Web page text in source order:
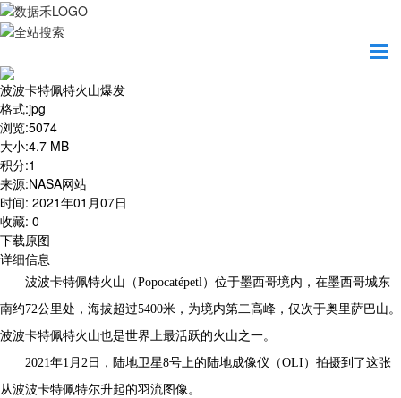
波波卡特佩特火山爆发
格式:jpg
浏览:5074
大小:4.7 MB
积分:1
来源:NASA网站
时间: 2021年01月07日
收藏: 0
下载原图
详细信息
波波卡特佩特火山（Popocatépetl）位于墨西哥境内，在墨西哥城东
南约72公里处，海拔超过5400米，为境内第二高峰，仅次于奥里萨巴山。
波波卡特佩特火山也是世界上最活跃的火山之一。
2021年1月2日，陆地卫星8号上的陆地成像仪（OLI）拍摄到了这张
从波波卡特佩特尔升起的羽流图像。